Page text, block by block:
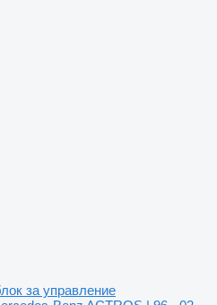
за управление